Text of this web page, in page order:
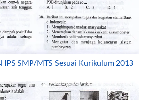
IPS SMP/MTS Sesuai Kurikulum 2013